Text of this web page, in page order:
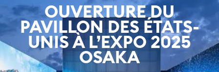
OUVERTURE DU
PAVILLON DES ÉTATS-
UNIS À L’EXPO 2025
OSAKA